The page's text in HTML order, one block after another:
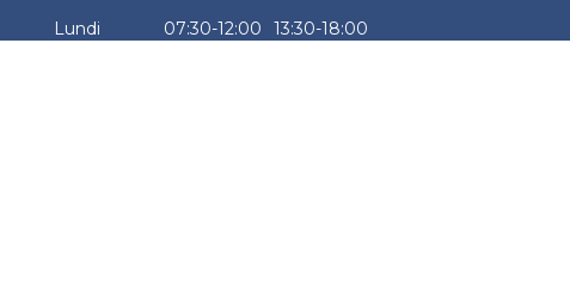
Lundi
07:30-12:00
13:30-18:00